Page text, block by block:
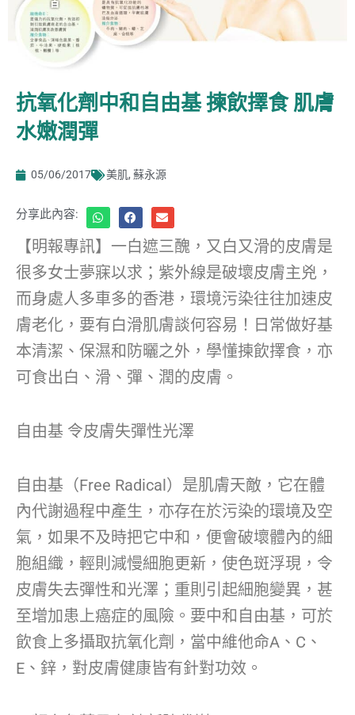
抗氧化劑中和自由基 揀飲擇食 肌膚
水嫩潤彈
05/06/2017 美肌, 蘇永源
分享此內容:
【明報專訊】一白遮三醜，又白又滑的皮膚是
很多女士夢寐以求；紫外線是破壞皮膚主兇，
而身處人多車多的香港，環境污染往往加速皮
膚老化，要有白滑肌膚談何容易！日常做好基
本清潔、保濕和防曬之外，學懂揀飲擇食，亦
可食出白、滑、彈、潤的皮膚。
自由基 令皮膚失彈性光澤
自由基（Free Radical）是肌膚天敵，它在體
內代謝過程中產生，亦存在於污染的環境及空
氣，如果不及時把它中和，便會破壞體內的細
胞組織，輕則減慢細胞更新，使色斑浮現，令
皮膚失去彈性和光澤；重則引起細胞變異，甚
至增加患上癌症的風險。要中和自由基，可於
飲食上多攝取抗氧化劑，當中維他命A、C、
E、鋅，對皮膚健康皆有針對功效。